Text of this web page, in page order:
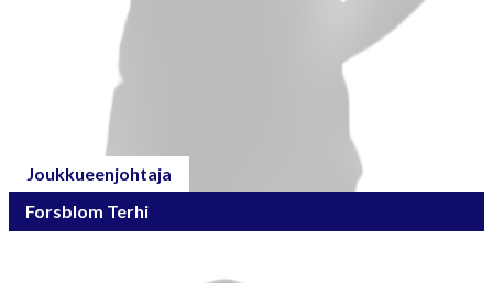
Joukkueenjohtaja
Forsblom Terhi